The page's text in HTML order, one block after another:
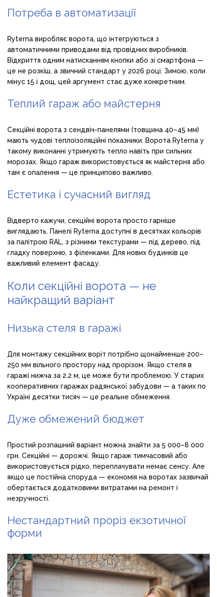
Потреба в автоматизації
Ryterna виробляє ворота, що інтегруються з
автоматичними приводами від провідних виробників.
Відкриття одним натисканням кнопки або зі смартфона —
це не розкіш, а звичний стандарт у 2026 році. Зимою, коли
мінус 15 і дощ, цей аргумент стає дуже конкретним.
Теплий гараж або майстерня
Секційні ворота з сендвіч-панелями (товщина 40–45 мм)
мають чудові теплоізоляційні показники. Ворота Ryterna у
такому виконанні утримують тепло навіть при сильних
морозах. Якщо гараж використовується як майстерня або
там є опалення — це принципово важливо.
Естетика і сучасний вигляд
Відверто кажучи, секційні ворота просто гарніше
виглядають. Панелі Ryterna доступні в десятках кольорів
за палітрою RAL, з різними текстурами — під дерево, під
гладку поверхню, з філенками. Для нових будинків це
важливий елемент фасаду.
Коли секційні ворота — не
найкращий варіант
Низька стеля в гаражі
Для монтажу секційних воріт потрібно щонайменше 200–
250 мм вільного простору над прорізом. Якщо стеля в
гаражі нижча за 2,2 м, це може бути проблемою. У старих
кооперативних гаражах радянської забудови — а таких по
Україні десятки тисяч — це реальне обмеження.
Дуже обмежений бюджет
Простий розпашний варіант можна знайти за 5 000–8 000
грн. Секційні — дорожчі. Якщо гараж тимчасовий або
використовується рідко, переплачувати немає сенсу. Але
якщо це постійна споруда — економія на воротах зазвичай
обертається додатковими витратами на ремонт і
незручності.
Нестандартний проріз екзотичної
форми